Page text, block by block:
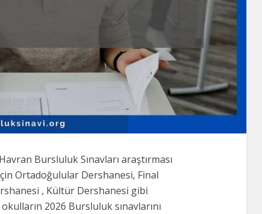
Bursluluk Sınavları araştırması
Ortadoğulular Dershanesi, Final
, Kültür Dershanesi gibi
2026 Bursluluk sınavlarını